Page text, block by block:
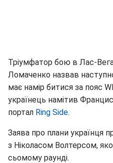
Тріумфатор бою в Лас-
Ломаченко назвав
має намір битися за пояс
українець намітив
портал Ring Side.
Заява про плани українця
з Ніколасом Волтерсом,
сьомому раунді.